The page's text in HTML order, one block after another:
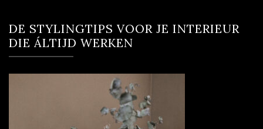
DE STYLINGTIPS VOOR JE INTERIEUR
DIE ÁLTIJD WERKEN